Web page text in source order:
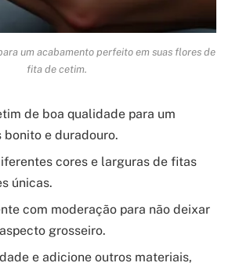
um acabamento perfeito em suas flores de
fita de cetim.
de boa qualidade para um
bonito e duradouro.
cores e larguras de fitas
únicas.
com moderação para não deixar
grosseiro.
e adicione outros materiais,